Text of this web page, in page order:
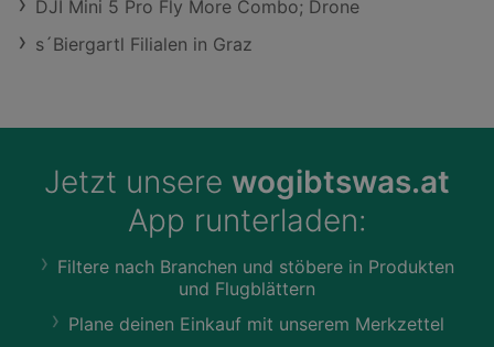
DJI Mini 5 Pro Fly More Combo; Drone
s´Biergartl Filialen in Graz
Jetzt unsere wogibtswas.at
App runterladen:
Filtere nach Branchen und stöbere in Produkten
und Flugblättern
Plane deinen Einkauf mit unserem Merkzettel